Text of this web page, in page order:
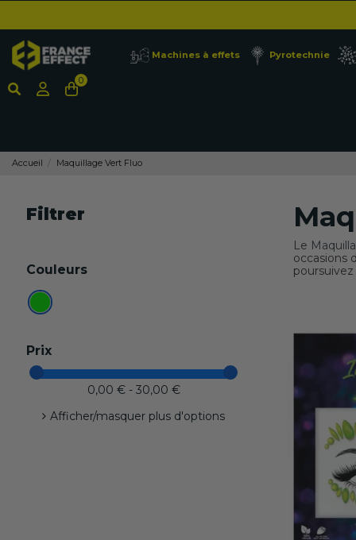
Machines à effets Pyrotechnie
0
Accueil Maquillage Vert Fluo
Filtrer
Couleurs
Prix
0,00 € - 30,00 €
Afficher/masquer plus d'options
Le
occasions